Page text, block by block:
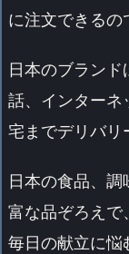
に注文できるの
日本のブラン
話、インターネ
宅までデリバリ
日本の食品、
富な品ぞろえで
毎日の献立に悩